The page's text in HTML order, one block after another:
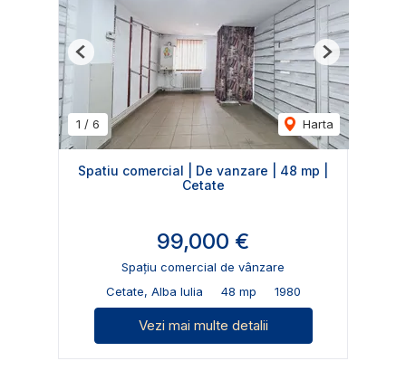
1 / 6 Harta
Previous Next
Spatiu comercial | De vanzare | 48 mp |
Cetate
99,000 €
Spațiu comercial de vânzare
Cetate, Alba Iulia
48 mp 1980
Vezi mai multe detalii